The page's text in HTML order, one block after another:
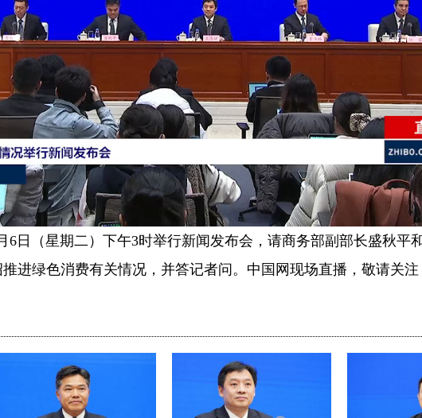
6日（星期二）下午3时举行新闻发布会，请商务部副部长盛秋平
进绿色消费有关情况，并答记者问。中国网现场直播，敬请关注